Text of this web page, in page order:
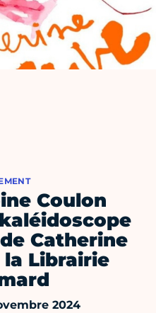
Coulon
Catherine
la Librairie
2024